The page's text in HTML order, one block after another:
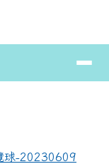
⏸
球-20230609